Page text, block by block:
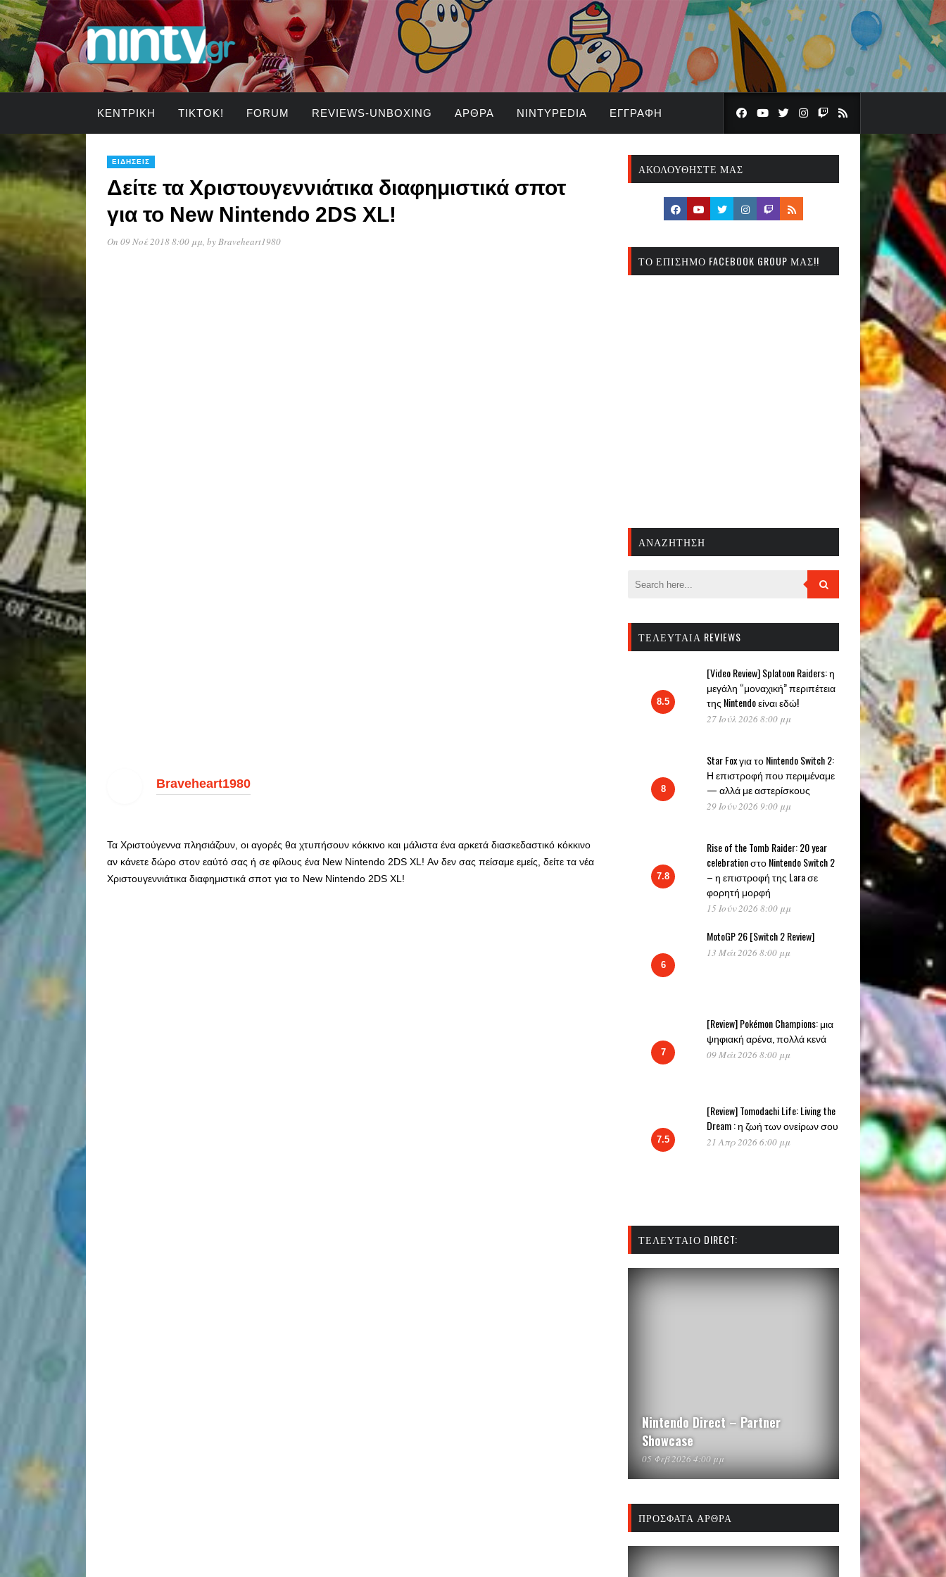
ΚΕΝΤΡΙΚΉ TIKTOK! FORUM REVIEWS-UNBOXING ΆΡΘΡΑ NINTYPEDIA ΕΓΓΡΑΦΉ
ΕΙΔΉΣΕΙΣ
Δείτε τα Χριστουγεννιάτικα διαφημιστικά σποτ
για το New Nintendo 2DS XL!
On 09 Νοέ 2018 8:00 μμ, byBraveheart1980
Braveheart1980
Τα Χριστούγεννα πλησιάζουν, οι αγορές θα χτυπήσουν κόκκινο και μάλιστα ένα αρκετά διασκεδαστικό κόκκινο
αν κάνετε δώρο στον εαύτό σας ή σε φίλους ένα New Nintendo 2DS XL! Αν δεν σας πείσαμε εμείς, δείτε τα νέα
Χριστουγεννιάτικα διαφημιστικά σποτ για το New Nintendo 2DS XL!
ΑΚΟΛΟΥΘΉΣΤΕ ΜΑΣ
ΤΟ ΕΠΊΣΗΜΟ FACEBOOK GROUP ΜΑΣ!!
ΑΝΑΖΉΤΗΣΗ
ΤΕΛΕΥΤΑΊΑ REVIEWS
8.5
[Video Review] Splatoon Raiders: η
μεγάλη “μοναχική” περιπέτεια
της Nintendo είναι εδώ!
27 Ιούλ 2026 8:00 μμ
8
Star Fox για το Nintendo Switch 2:
Η επιστροφή που περιμέναμε
— αλλά με αστερίσκους
29 Ιούν 2026 9:00 μμ
7.8
Rise of the Tomb Raider: 20 year
celebration στο Nintendo Switch 2
– η επιστροφή της Lara σε
φορητή μορφή
15 Ιούν 2026 8:00 μμ
6
MotoGP 26 [Switch 2 Review]
13 Μάι 2026 8:00 μμ
7
[Review] Pokémon Champions: μια
ψηφιακή αρένα, πολλά κενά
09 Μάι 2026 8:00 μμ
7.5
[Review] Tomodachi Life: Living the
Dream : η ζωή των ονείρων σου
21 Απρ 2026 6:00 μμ
ΤΕΛΕΥΤΑΊΟ DIRECT:
Nintendo Direct – Partner
Showcase
05 Φεβ 2026 4:00 μμ
ΠΡΌΣΦΑΤΑ ΆΡΘΡΑ